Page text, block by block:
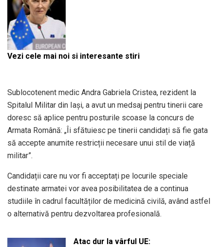
Vezi cele mai noi si interesante stiri
Sublocotenent medic Andra Gabriela Cristea, rezident la
Spitalul Militar din Iași, a avut un medsaj pentru tinerii care
doresc să aplice pentru posturile scoase la concurs de
Armata Română: „Îi sfătuiesc pe tinerii candidați să fie gata
să accepte anumite restricții necesare unui stil de viață
militar”.
Candidații care nu vor fi acceptați pe locurile speciale
destinate armatei vor avea posibilitatea de a continua
studiile în cadrul facultăților de medicină civilă, având astfel
o alternativă pentru dezvoltarea profesională.
Atac dur la vârful UE: